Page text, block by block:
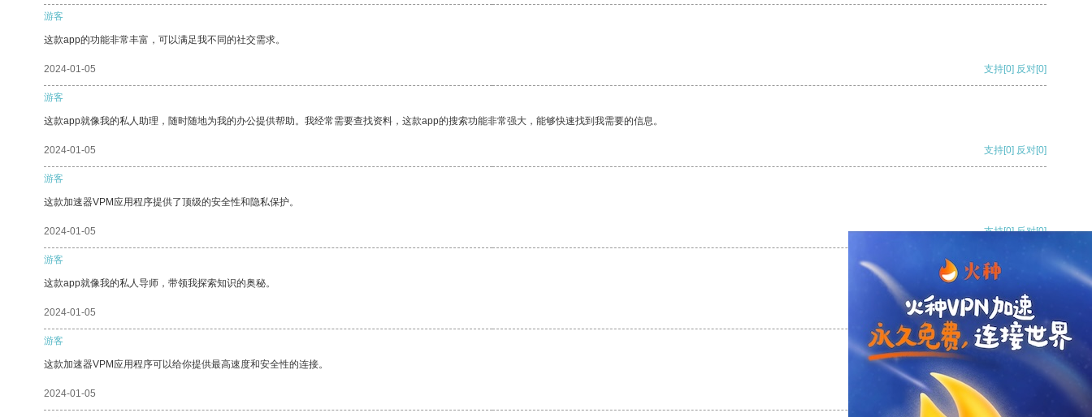
游客
这款app的功能非常丰富，可以满足我不同的社交需求。
2024-01-05 支持[0] 反对[0]
游客
这款app就像我的私人助理，随时随地为我的办公提供帮助。我经常需要查找资料，这款app的搜索功能非常强大，能够快速找到我需要的信息。
2024-01-05 支持[0] 反对[0]
游客
这款加速器VPM应用程序提供了顶级的安全性和隐私保护。
2024-01-05 支持[0] 反对[0]
游客
这款app就像我的私人导师，带领我探索知识的奥秘。
2024-01-05 支持[0] 反对
游客
这款加速器VPM应用程序可以给你提供最高速度和安全性的连接。
2024-01-05 支持